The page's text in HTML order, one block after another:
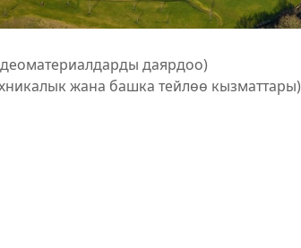
даярдоо)
жана башка тейлөө кызматтары)